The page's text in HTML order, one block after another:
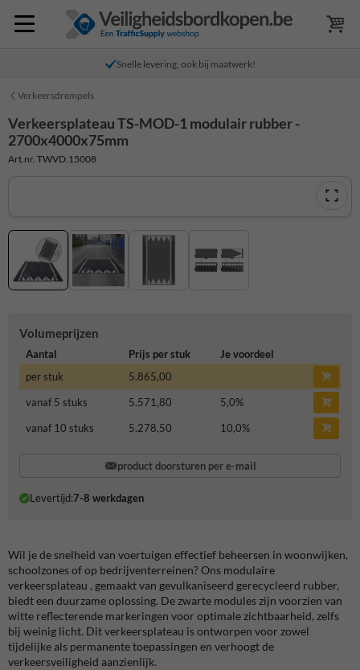
Snelle levering, ook bij maatwerk!
Verkeersdrempels
Verkeersplateau TS-MOD-1 modulair rubber -
2700x4000x75mm
Art.nr. TWVD.15008
Volumeprijzen
Aantal Prijs per stuk
Je voordeel
per stuk
5.865,00
vanaf 5 stuks
5.571,80 5,0%
vanaf 10 stuks
5.278,50 10,0%
product doorsturen per e-mail
Levertijd:7-8 werkdagen
Wil je de snelheid van voertuigen effectief beheersen in woonwijken,
schoolzones of op bedrijventerreinen? Ons modulaire
verkeersplateau , gemaakt van gevulkaniseerd gerecycleerd rubber,
biedt een duurzame oplossing. De zwarte modules zijn voorzien van
witte reflecterende markeringen voor optimale zichtbaarheid, zelfs
bij weinig licht. Dit verkeersplateau is ontworpen voor zowel
tijdelijke als permanente toepassingen en verhoogt de
verkeersveiligheid aanzienlijk.